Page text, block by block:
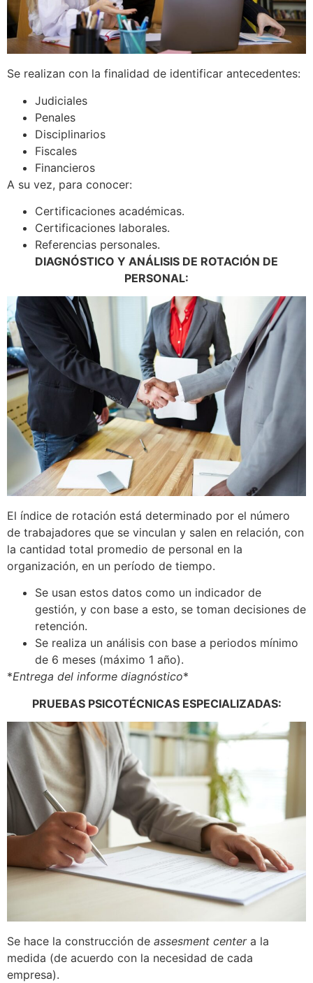
Se realizan con la finalidad de identificar antecedentes:
Judiciales
Penales
Disciplinarios
Fiscales
Financieros
A su vez, para conocer:
Certificaciones académicas.
Certificaciones laborales.
Referencias personales.
DIAGNÓSTICO Y ANÁLISIS DE ROTACIÓN DE
PERSONAL:
El índice de rotación está determinado por el número
de trabajadores que se vinculan y salen en relación, con
la cantidad total promedio de personal en la
organización, en un período de tiempo.
Se usan estos datos como un indicador de
gestión, y con base a esto, se toman decisiones de
retención.
Se realiza un análisis con base a periodos mínimo
de 6 meses (máximo 1 año).
*Entrega del informe diagnóstico*
PRUEBAS PSICOTÉCNICAS ESPECIALIZADAS:
Se hace la construcción de assesment centera la
medida (de acuerdo con la necesidad de cada
empresa).